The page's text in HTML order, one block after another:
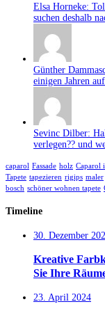
Elsa Horneke:
suchen deshalb
Günther
einigen Jahren
Sevinc Dilber:
verlegen?? und
caparol Fassade holz Caparol
Tapete tapezieren rigips maler
bosch schöner wohnen tapete
Timeline
30. Dezember
Kreative
Sie Ihre
23. April 2024